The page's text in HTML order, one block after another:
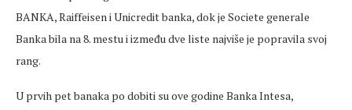
BANKA, Raiffeisen i Unicredit banka, dok je Societe generale
Banka bila na 8. mestu i između dve liste najviše je popravila svoj
rang.
U prvih pet banaka po dobiti su ove godine Banka Intesa,